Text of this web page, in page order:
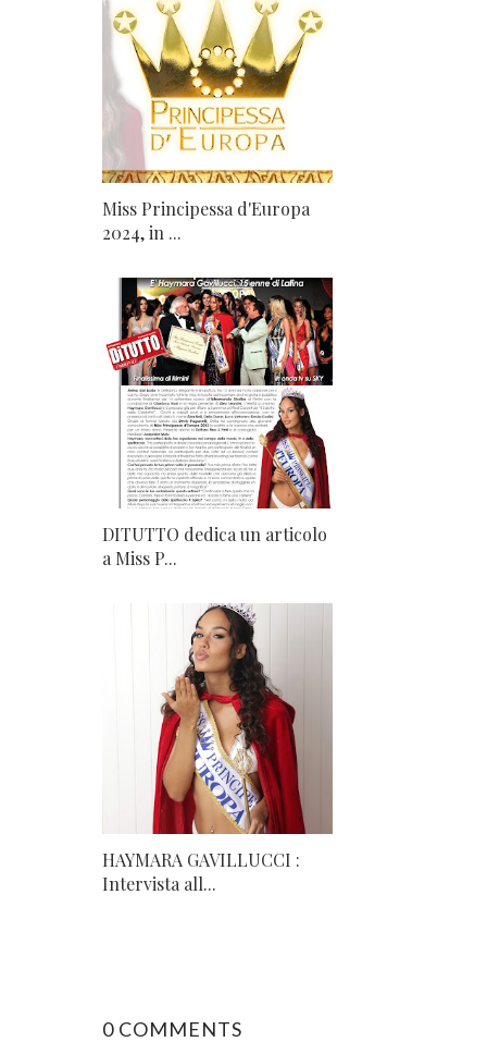
Miss Principessa d'Europa
2024, in ...
DITUTTO dedica un articolo
a Miss P...
HAYMARA GAVILLUCCI :
Intervista all...
0 COMMENTS